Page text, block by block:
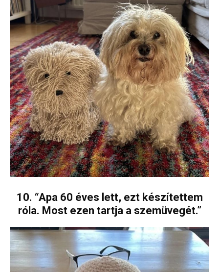
10. “Apa 60 éves lett, ezt készítettem
róla. Most ezen tartja a szemüvegét.”